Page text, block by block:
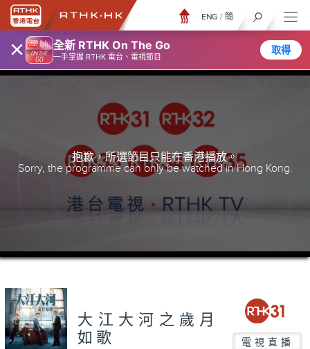
× 全新 RTHK On The Go
一手掌握 RTHK 電台、電視節目
取得
ENG / 簡
抱歉，所選節目只能在香港播放。
Sorry, the programme can only be watched in Hong Kong.
大江大河之歲月
如歌
電視直播